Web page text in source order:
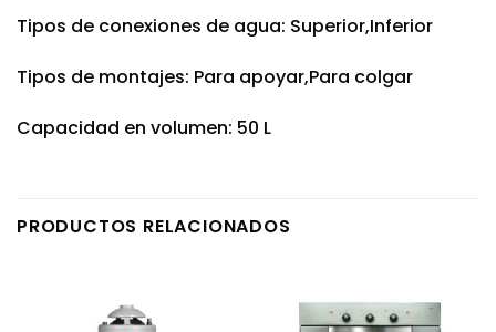
Tipos de conexiones de agua: Superior,Inferior
Tipos de montajes: Para apoyar,Para colgar
Capacidad en volumen: 50 L
PRODUCTOS RELACIONADOS